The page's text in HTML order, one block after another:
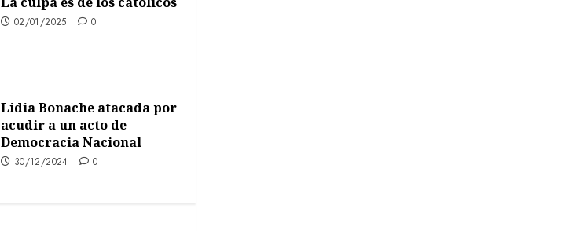
02/01/2025 0
Lidia Bonache atacada por
acudir a un acto de
Democracia Nacional
30/12/2024 0